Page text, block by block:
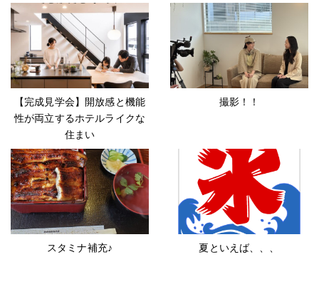
【完成見学会】開放感と機能
性が両立するホテルライクな
住まい
撮影！！
スタミナ補充♪ 夏といえば、、、